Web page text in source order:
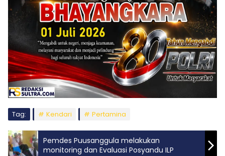
Tag: Kendari Pertamina
Pemdes Puusanggula melakukan
monitoring dan Evaluasi Posyandu ILP